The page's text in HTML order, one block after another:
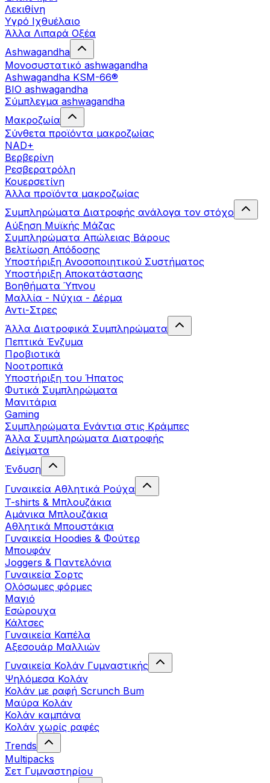
Λεκιθίνη
Υγρό Ιχθυέλαιο
Άλλα Λιπαρά Οξέα
Ashwagandha
Μονοσυστατικό ashwagandha
Ashwagandha KSM-66®
BIO ashwagandha
Σύμπλεγμα ashwagandha
Μακροζωία
Σύνθετα προϊόντα μακροζωίας
NAD+
Βερβερίνη
Ρεσβερατρόλη
Κουερσετίνη
Άλλα προϊόντα μακροζωίας
Συμπληρώματα Διατροφής ανάλογα τον στόχο
Αύξηση Μυϊκής Μάζας
Συμπληρώματα Aπώλειας Βάρους
Βελτίωση Απόδοσης
Υποστήριξη Ανοσοποιητικού Συστήματος
Yποστήριξη Αποκατάστασης
Βοηθήματα Ύπνου
Μαλλία - Νύχια - Δέρμα
Αντι-Στρες
Άλλα Διατροφικά Συμπληρώματα
Πεπτικά Ένζυμα
Προβιοτικά
Νοοτροπικά
Υποστήριξη του Ήπατος
Φυτικά Συμπληρώματα
Μανιτάρια
Gaming
Συμπληρώματα Ενάντια στις Κράμπες
Άλλα Συμπληρώματα Διατροφής
Δείγματα
Ένδυση
Γυναικεία Αθλητικά Ρούχα
T-shirts & Μπλουζάκια
Αμάνικα Μπλουζάκια
Aθλητικά Μπουστάκια
Γυναικεία Hoodies & Φούτερ
Μπουφάν
Joggers & Παντελόνια
Γυναικεία Σορτς
Ολόσωμες φόρμες
Μαγιό
Εσώρουχα
Κάλτσες
Γυναικεία Καπέλα
Αξεσουάρ Μαλλιών
Γυναικεία Κολάν Γυμναστικής
Ψηλόμεσα Κολάν
Κολάν με ραφή Scrunch Bum
Μαύρα Κολάν
Κολάν καμπάνα
Κολάν χωρίς ραφές
Trends
Multipacks
Σετ Γυμναστηρίου